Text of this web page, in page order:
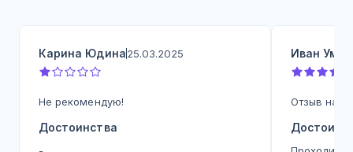
Карина Юдина25.03.2025
Не рекомендую!
Достоинства
Иван
Отзыв на